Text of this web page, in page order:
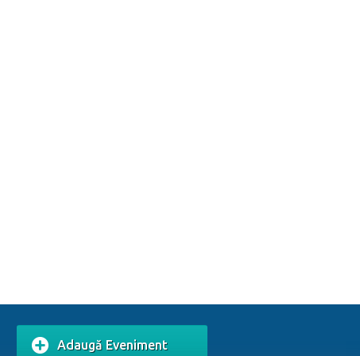
Adaugă Eveniment